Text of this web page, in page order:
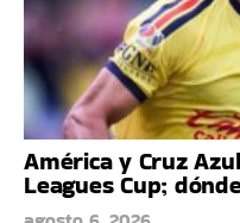
América y Cruz
Leagues Cup;